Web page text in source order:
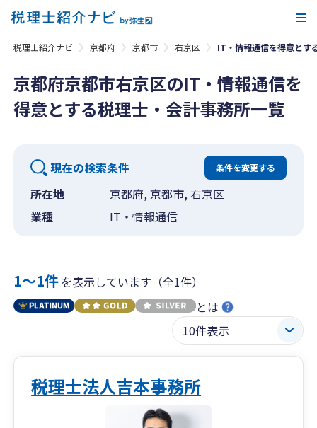
税理士紹介ナビ 京都府 京都市 右京区 IT・情報通信を得意とす
京都府京都市右京区のIT・情報通信を
得意とする税理士・会計事務所一覧
現在の検索条件 条件を変更する
所在地
京都府, 京都市, 右京区
業種
IT・情報通信
1〜1件を表示しています（全1件）
とは
税理士法人吉本事務所